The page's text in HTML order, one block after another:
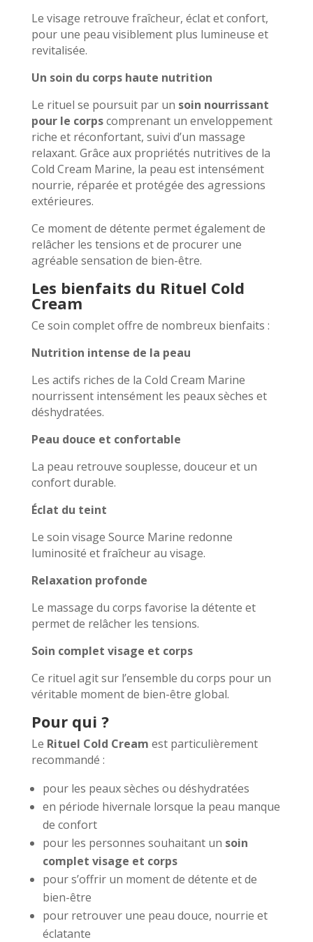
Le visage retrouve fraîcheur, éclat et confort,
pour une peau visiblement plus lumineuse et
revitalisée.
Un soin du corps haute nutrition
Le rituel se poursuit par un soin nourrissant
pour le corpscomprenant un enveloppement
riche et réconfortant, suivi d’un massage
relaxant. Grâce aux propriétés nutritives de la
Cold Cream Marine, la peau est intensément
nourrie, réparée et protégée des agressions
extérieures.
Ce moment de détente permet également de
relâcher les tensions et de procurer une
agréable sensation de bien-être.
Les bienfaits du Rituel Cold
Cream
Ce soin complet offre de nombreux bienfaits :
Nutrition intense de la peau
Les actifs riches de la Cold Cream Marine
nourrissent intensément les peaux sèches et
déshydratées.
Peau douce et confortable
La peau retrouve souplesse, douceur et un
confort durable.
Éclat du teint
Le soin visage Source Marine redonne
luminosité et fraîcheur au visage.
Relaxation profonde
Le massage du corps favorise la détente et
permet de relâcher les tensions.
Soin complet visage et corps
Ce rituel agit sur l’ensemble du corps pour un
véritable moment de bien-être global.
Pour qui ?
Le Rituel Cold Cream est particulièrement
recommandé :
pour les peaux sèches ou déshydratées
en période hivernale lorsque la peau manque
de confort
pour les personnes souhaitant un soin
complet visage et corps
pour s’offrir un moment de détente et de
bien-être
pour retrouver une peau douce, nourrie et
éclatante